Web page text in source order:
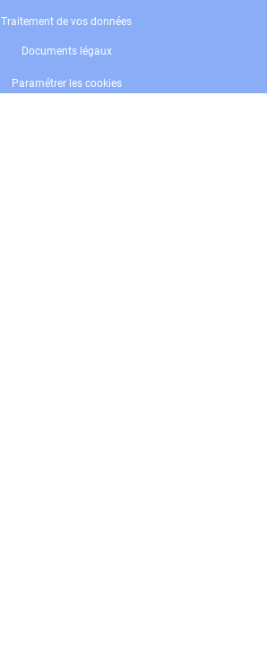
Traitement de vos données
Documents légaux
Paramétrer les cookies